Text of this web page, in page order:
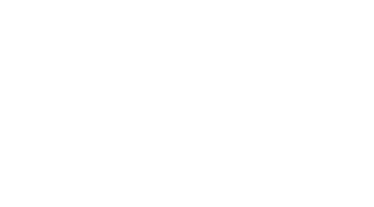
normativa vixente en materia de
de Carácter Persoal, a Real Academia
usuarios que faciliten o seu correo
calquera outra información de carácter
datos serán obxecto de tratamento
confidencial e incorporados aos seus
Así mesmo, os usuarios poderán exercer o
rectificación, oposición e cancelación dos
en contacto connosco.